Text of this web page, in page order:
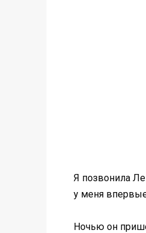
Я позвонила
у меня
Ночью он